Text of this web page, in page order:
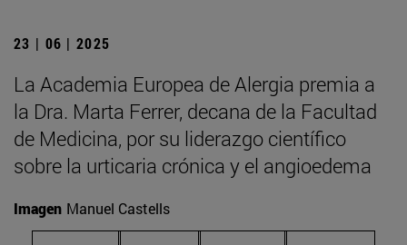
23 | 06 | 2025
La Academia Europea de Alergia premia a
la Dra. Marta Ferrer, decana de la Facultad
de Medicina, por su liderazgo científico
sobre la urticaria crónica y el angioedema
Imagen Manuel Castells